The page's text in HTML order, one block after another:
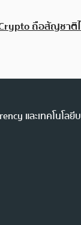
ถือสัญชาติ
และเทคโนโ